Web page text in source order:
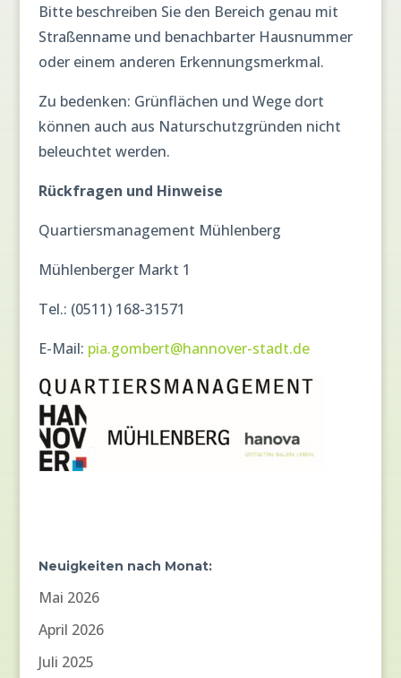
Bitte beschreiben Sie den Bereich genau mit
Straßenname und benachbarter Hausnummer
oder einem anderen Erkennungsmerkmal.
Zu bedenken: Grünflächen und Wege dort
können auch aus Naturschutzgründen nicht
beleuchtet werden.
Rückfragen und Hinweise
Quartiersmanagement Mühlenberg
Mühlenberger Markt 1
Tel.: (0511) 168-31571
E-Mail: pia.gombert@hannover-stadt.de
Neuigkeiten nach Monat:
Mai 2026
April 2026
Juli 2025